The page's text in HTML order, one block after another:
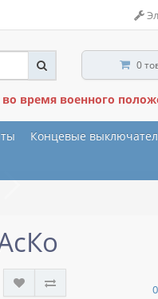
0
время военного
Концевые